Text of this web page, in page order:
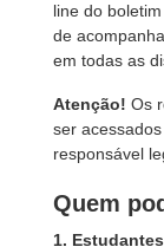
line do
de
em todas as
Atenção! Os
ser
responsável
Quem
1.